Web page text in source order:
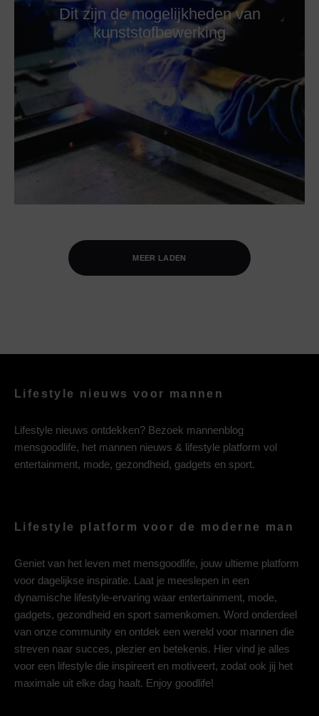
Dit zijn de mogelijkheden van
kunststofbewerking
MEER LADEN
Lifestyle nieuws voor mannen
Lifestyle nieuws ontdekken? Bezoek mannenblog
mensgoodlife, het mannen nieuws & lifestyle platform vol
entertainment, mode, gezondheid, gadgets en sport.
Lifestyle platform voor de moderne man
Geniet van het leven met mensgoodlife, jouw ultieme platform
voor dagelijkse inspiratie. Laat je meeslepen in een
dynamische lifestyle-ervaring waar entertainment, mode,
gadgets, gezondheid en sport samenkomen. Word onderdeel
van onze community en ontdek een wereld voor mannen die
streven naar succes, plezier en betekenis. Hier vind je alles
voor een lifestyle die inspireert en motiveert, zodat ook jij het
maximale uit elke dag haalt. Enjoy goodlife!